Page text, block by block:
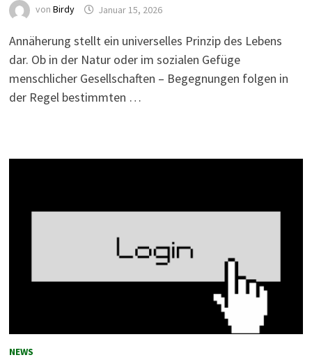
von Birdy Januar 15, 2026
Annäherung stellt ein universelles Prinzip des Lebens
dar. Ob in der Natur oder im sozialen Gefüge
menschlicher Gesellschaften – Begegnungen folgen in
der Regel bestimmten …
NEWS